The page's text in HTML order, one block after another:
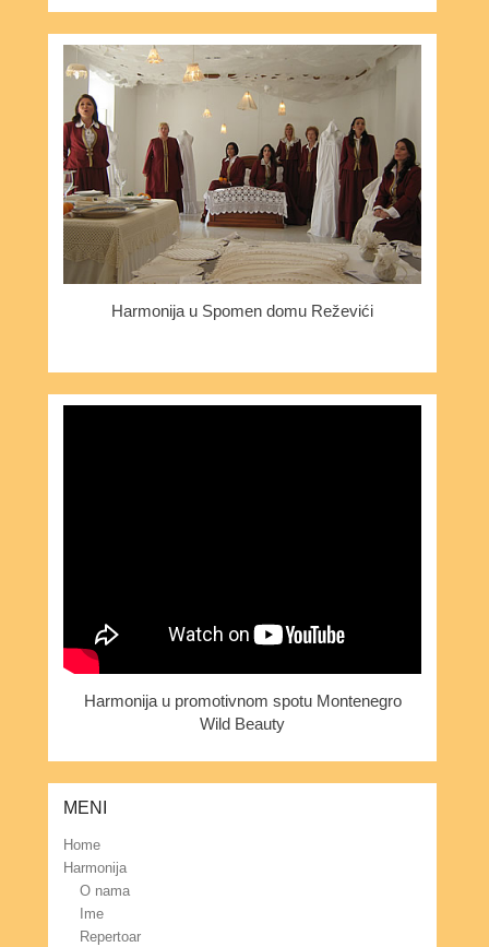
Harmonija u Spomen domu Reževići
Harmonija u promotivnom spotu Montenegro
Wild Beauty
MENI
Home
Harmonija
O nama
Ime
Repertoar